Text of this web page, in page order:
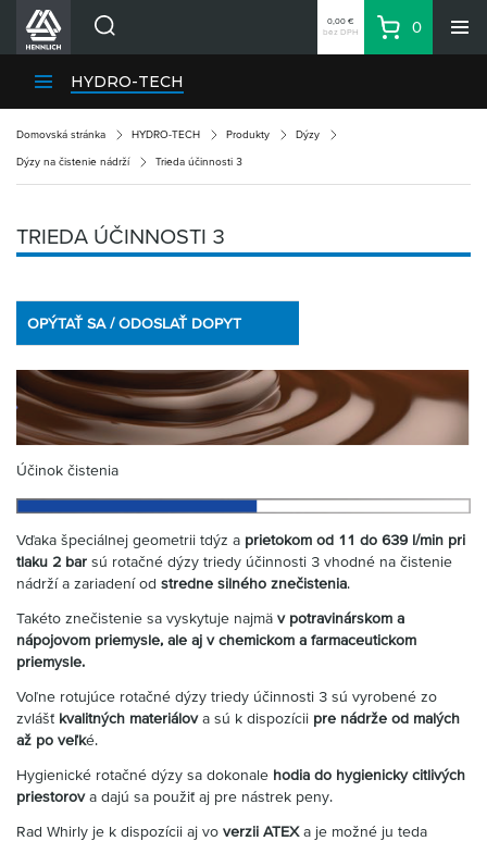
Divízie HENNLICH
Kariéra
Kontakty
Prihlásenie
Partner Zone
0,00 €
bez DPH
Košík
0
HYDRO-TECH
Domovská stránka HYDRO-TECH Produkty Dýzy
Dýzy na čistenie nádrží Trieda účinnosti 3
TRIEDA ÚČINNOSTI 3
OPÝTAŤ SA / ODOSLAŤ DOPYT
Účinok čistenia
Vďaka špeciálnej geometrii tdýz a prietokom od 11 do 639 l/min pri
tlaku 2 bar sú rotačné dýzy triedy účinnosti 3 vhodné na čistenie
nádrží a zariadení od stredne silného znečistenia.
Takéto znečistenie sa vyskytuje najmä v potravinárskom a
nápojovom priemysle, ale aj v chemickom a farmaceutickom
priemysle.
Voľne rotujúce rotačné dýzy triedy účinnosti 3 sú vyrobené zo
zvlášť kvalitných materiálova sú k dispozícii pre nádrže od malých
až po veľké.
Hygienické rotačné dýzy sa dokonale hodia do hygienicky citlivých
priestorova dajú sa použiť aj pre nástrek peny.
Rad Whirly je k dispozícii aj vo verzii ATEXa je možné ju teda